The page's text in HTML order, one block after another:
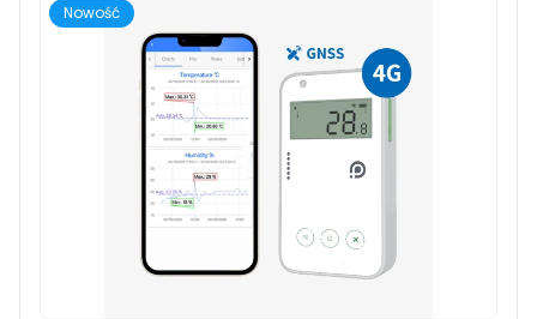
Nowość